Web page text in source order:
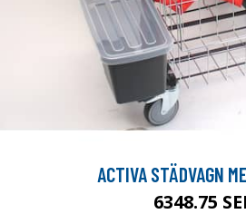
ACTIVA STÄDVAGN
6348.75